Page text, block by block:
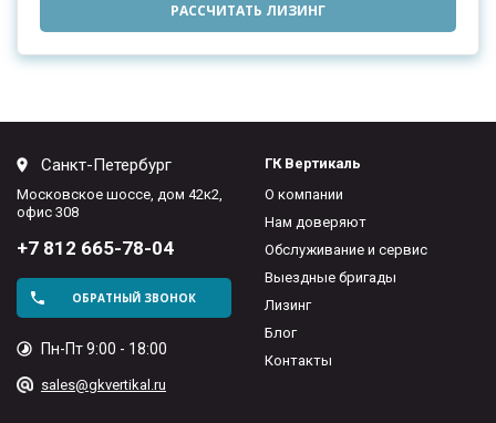
РАССЧИТАТЬ ЛИЗИНГ
Санкт-Петербург
Московское шоссе, дом 42к2,
офис 308
+7 812 665-78-04
ОБРАТНЫЙ ЗВОНОК
Пн-Пт 9:00 - 18:00
sales@gkvertikal.ru
ГК Вертикаль
О компании
Нам доверяют
Обслуживание и сервис
Выездные бригады
Лизинг
Блог
Контакты